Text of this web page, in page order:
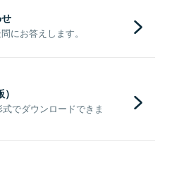
にお答えします。
でダウンロードできま